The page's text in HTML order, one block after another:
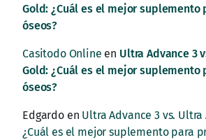
Gold: ¿Cuál es el mejor suplemento
óseos?
Casitodo Online en Ultra Advance 3
Gold: ¿Cuál es el mejor suplemento
óseos?
Edgardoen Ultra Advance 3 vs. Ultra
¿Cuál es el mejor suplemento para